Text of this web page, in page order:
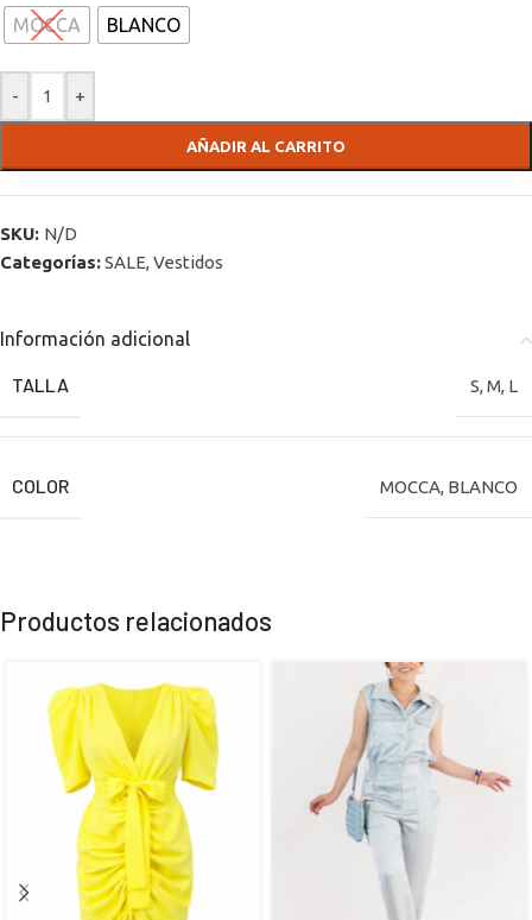
MOCCA BLANCO
- +
AÑADIR AL CARRITO
SKU: N/D
Categorías:SALE, Vestidos
Información adicional
TALLA S, M, L
COLOR MOCCA, BLANCO
Productos relacionados